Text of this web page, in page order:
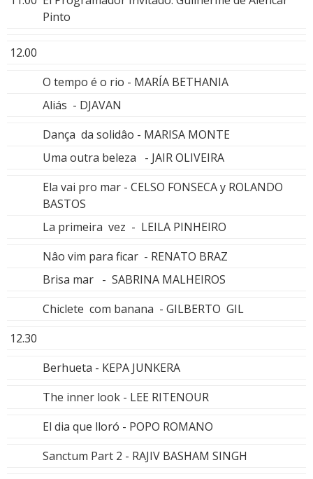
Pinto
12.00
O tempo é o rio - MARÍA BETHANIA
Aliás - DJAVAN
Dança da solidâo - MARISA MONTE
Uma outra beleza - JAIR OLIVEIRA
Ela vai pro mar - CELSO FONSECA y ROLANDO
BASTOS
La primeira vez - LEILA PINHEIRO
Nâo vim para ficar - RENATO BRAZ
Brisa mar - SABRINA MALHEIROS
Chiclete com banana - GILBERTO GIL
12.30
Berhueta - KEPA JUNKERA
The inner look - LEE RITENOUR
El dia que lloró - POPO ROMANO
Sanctum Part 2 - RAJIV BASHAM SINGH